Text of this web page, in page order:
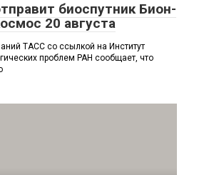
биоспутник Бион-
20 августа
ТАСС со ссылкой на Институт
проблем РАН сообщает, что